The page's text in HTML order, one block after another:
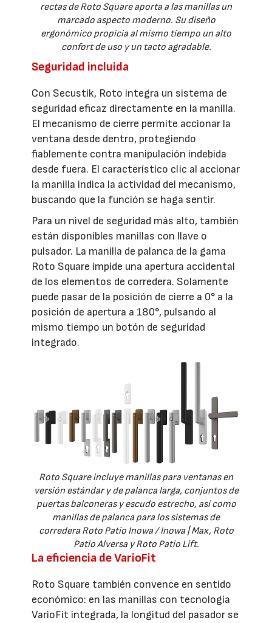
rectas de Roto Square aporta a las manillas un
marcado aspecto moderno. Su diseño
ergonómico propicia al mismo tiempo un alto
confort de uso y un tacto agradable.
Seguridad incluida
Con Secustik, Roto integra un sistema de
seguridad eficaz directamente en la manilla.
El mecanismo de cierre permite accionar la
ventana desde dentro, protegiendo
fiablemente contra manipulación indebida
desde fuera. El característico clic al accionar
la manilla indica la actividad del mecanismo,
buscando que la función se haga sentir.
Para un nivel de seguridad más alto, también
están disponibles manillas con llave o
pulsador. La manilla de palanca de la gama
Roto Square impide una apertura accidental
de los elementos de corredera. Solamente
puede pasar de la posición de cierre a 0° a la
posición de apertura a 180°, pulsando al
mismo tiempo un botón de seguridad
integrado.
Roto Square incluye manillas para ventanas en
versión estándar y de palanca larga, conjuntos de
puertas balconeras y escudo estrecho, así como
manillas de palanca para los sistemas de
corredera Roto Patio Inowa / Inowa | Max, Roto
Patio Alversa y Roto Patio Lift.
La eficiencia de VarioFit
Roto Square también convence en sentido
económico: en las manillas con tecnología
VarioFit integrada, la longitud del pasador se